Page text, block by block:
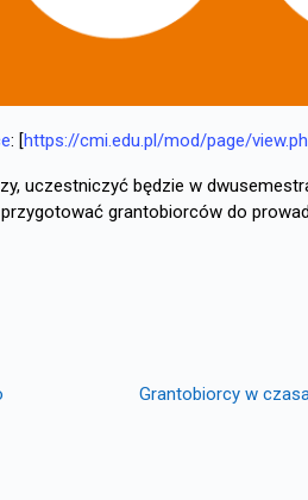
: [https://cmi.edu.pl/mod/page/
uczestniczyć będzie w
grantobiorców do
Grantobiorcy w